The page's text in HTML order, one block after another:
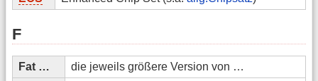
F
Fat …
die jeweils größere Version von …